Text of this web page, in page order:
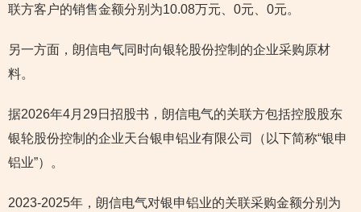
联方客户的销售金额分别为10.08万元、0元、0元。
另一方面，朗信电气同时向银轮股份控制的企业采购原材
料。
据2026年4月29日招股书，朗信电气的关联方包括控股股东
银轮股份控制的企业天台银申铝业有限公司（以下简称“银申
铝业”）。
2023-2025年，朗信电气对银申铝业的关联采购金额分别为